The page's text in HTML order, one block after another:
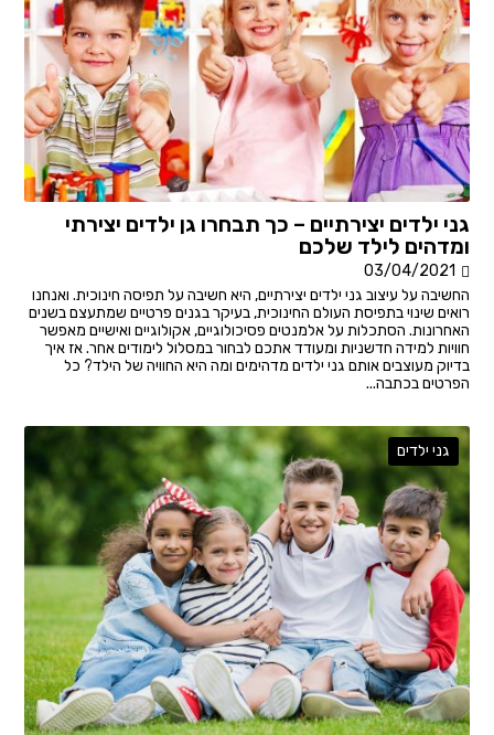
גני ילדים יצירתיים – כך תבחרו גן ילדים יצירתי
ומדהים לילד שלכם
03/04/2021
החשיבה על עיצוב גני ילדים יצירתיים, היא חשיבה על תפיסה חינוכית. ואנחנו
רואים שינוי בתפיסת העולם החינוכית, בעיקר בגנים פרטיים שמתעצם בשנים
האחרונות. הסתכלות על אלמנטים פסיכולוגיים, אקולוגיים ואישיים מאפשר
חוויות למידה חדשניות ומעודד אתכם לבחור במסלול לימודים אחר. אז איך
בדיוק מעוצבים אותם גני ילדים מדהימים ומה היא החוויה של הילד? כל
הפרטים בכתבה...
גני ילדים